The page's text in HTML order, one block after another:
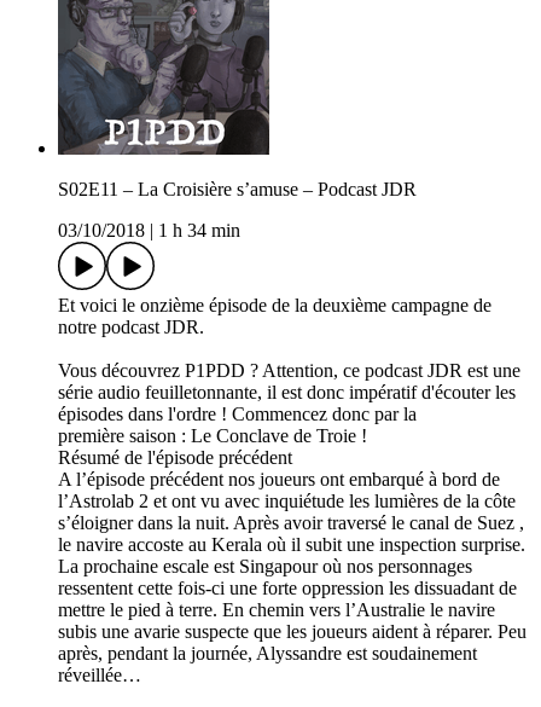
S02E11 – La Croisière s’amuse – Podcast JDR
03/10/2018
1 h 34 min
Et voici le onzième épisode de la deuxième campagne de
notre podcast JDR.
Vous découvrez P1PDD ? Attention, ce podcast JDR est une
série audio feuilletonnante, il est donc impératif d'écouter les
épisodes dans l'ordre ! Commencez donc par la
première saison : Le Conclave de Troie !
Résumé de l'épisode précédent
A l’épisode précédent nos joueurs ont embarqué à bord de
l’Astrolab 2 et ont vu avec inquiétude les lumières de la côte
s’éloigner dans la nuit. Après avoir traversé le canal de Suez ,
le navire accoste au Kerala où il subit une inspection surprise.
La prochaine escale est Singapour où nos personnages
ressentent cette fois-ci une forte oppression les dissuadant de
mettre le pied à terre. En chemin vers l’Australie le navire
subis une avarie suspecte que les joueurs aident à réparer. Peu
après, pendant la journée, Alyssandre est soudainement
réveillée…